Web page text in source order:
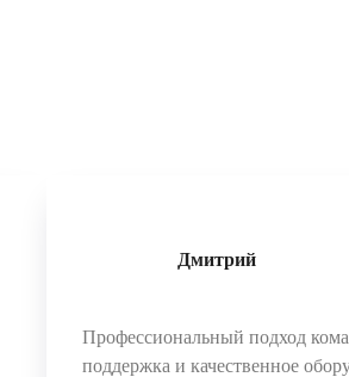
Дмитрий
Профессиональный подход
поддержка и качественное